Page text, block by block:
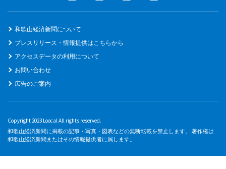
和歌山経済新聞について
プレスリリース・情報提供はこちらから
アクセスデータの利用について
お問い合わせ
広告のご案内
Copyright 2023 Loocal All rights reserved.
和歌山経済新聞に掲載の記事・写真・図表などの無断転載を禁止します。 著作権は
和歌山経済新聞またはその情報提供者に属します。